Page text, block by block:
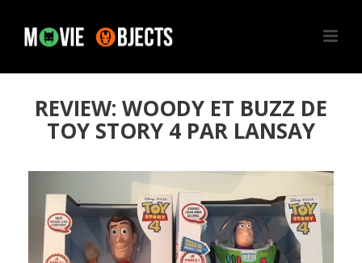
REVIEW: WOODY ET BUZZ DE
TOY STORY 4 PAR LANSAY